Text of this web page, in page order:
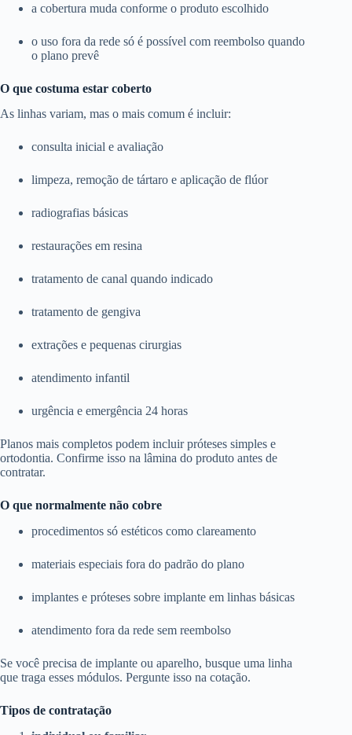
a cobertura muda conforme o produto escolhido
o uso fora da rede só é possível com reembolso quando
o plano prevê
O que costuma estar coberto
As linhas variam, mas o mais comum é incluir:
consulta inicial e avaliação
limpeza, remoção de tártaro e aplicação de flúor
radiografias básicas
restaurações em resina
tratamento de canal quando indicado
tratamento de gengiva
extrações e pequenas cirurgias
atendimento infantil
urgência e emergência 24 horas
Planos mais completos podem incluir próteses simples e
ortodontia. Confirme isso na lâmina do produto antes de
contratar.
O que normalmente não cobre
procedimentos só estéticos como clareamento
materiais especiais fora do padrão do plano
implantes e próteses sobre implante em linhas básicas
atendimento fora da rede sem reembolso
Se você precisa de implante ou aparelho, busque uma linha
que traga esses módulos. Pergunte isso na cotação.
Tipos de contratação